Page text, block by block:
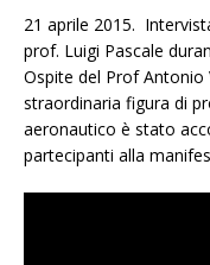
21 aprile 2015.
prof. Luigi Pascale
Ospite del Prof Antonio
straordinaria figura di
aeronautico è stato
partecipanti alla